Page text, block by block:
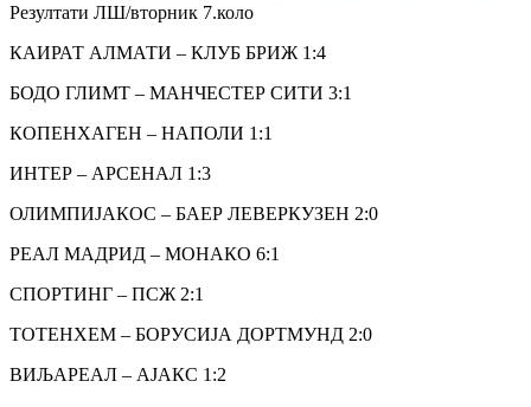
Резултати ЛШ/вторник 7.коло
КАИРАТ АЛМАТИ – КЛУБ БРИЖ 1:4
БОДО ГЛИМТ – МАНЧЕСТЕР СИТИ 3:1
КОПЕНХАГЕН – НАПОЛИ 1:1
ИНТЕР – АРСЕНАЛ 1:3
ОЛИМПИЈАКОС – БАЕР ЛЕВЕРКУЗЕН 2:0
РЕАЛ МАДРИД – МОНАКО 6:1
СПОРТИНГ – ПСЖ 2:1
ТОТЕНХЕМ – БОРУСИЈА ДОРТМУНД 2:0
ВИЉАРЕАЛ – АЈАКС 1:2